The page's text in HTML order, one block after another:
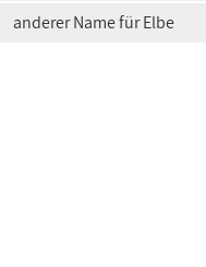
anderer Name für Elbe